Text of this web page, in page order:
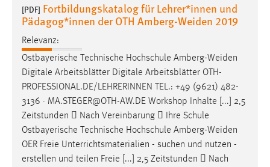
[PDF] Fortbildungskatalog für Lehrer*innen und
Pädagog*innen der OTH Amberg-Weiden 2019
Relevanz:
Ostbayerische Technische Hochschule Amberg-Weiden
Digitale Arbeitsblätter Digitale Arbeitsblätter OTH-
PROFESSIONAL.DE/LEHRERINNEN TEL.: +49 (9621) 482-
3136 · MA.STEGER@OTH-AW.DE Workshop Inhalte [...] 2,5
Zeitstunden  Nach Vereinbarung  Ihre Schule
Ostbayerische Technische Hochschule Amberg-Weiden
OER Freie Unterrichtsmaterialien - suchen und nutzen -
erstellen und teilen Freie [...] 2,5 Zeitstunden  Nach
Name:
fe_user, be_user, be_lastLoginProvider
Zweck:
Dieser Cookie ist notwendig um sich an der Website
einloggen zu können.
Cookie Laufzeit:
STATISTIK